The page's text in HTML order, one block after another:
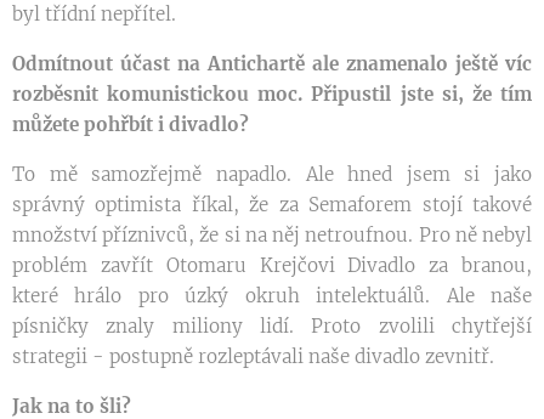
byl třídní nepřítel.
Odmítnout účast na Antichartě ale znamenalo ještě víc
rozběsnit komunistickou moc. Připustil jste si, že tím
můžete pohřbít i divadlo?
To mě samozřejmě napadlo. Ale hned jsem si jako
správný optimista říkal, že za Semaforem stojí takové
množství příznivců, že si na něj netroufnou. Pro ně nebyl
problém zavřít Otomaru Krejčovi Divadlo za branou,
které hrálo pro úzký okruh intelektuálů. Ale naše
písničky znaly miliony lidí. Proto zvolili chytřejší
strategii - postupně rozleptávali naše divadlo zevnitř.
Jak na to šli?